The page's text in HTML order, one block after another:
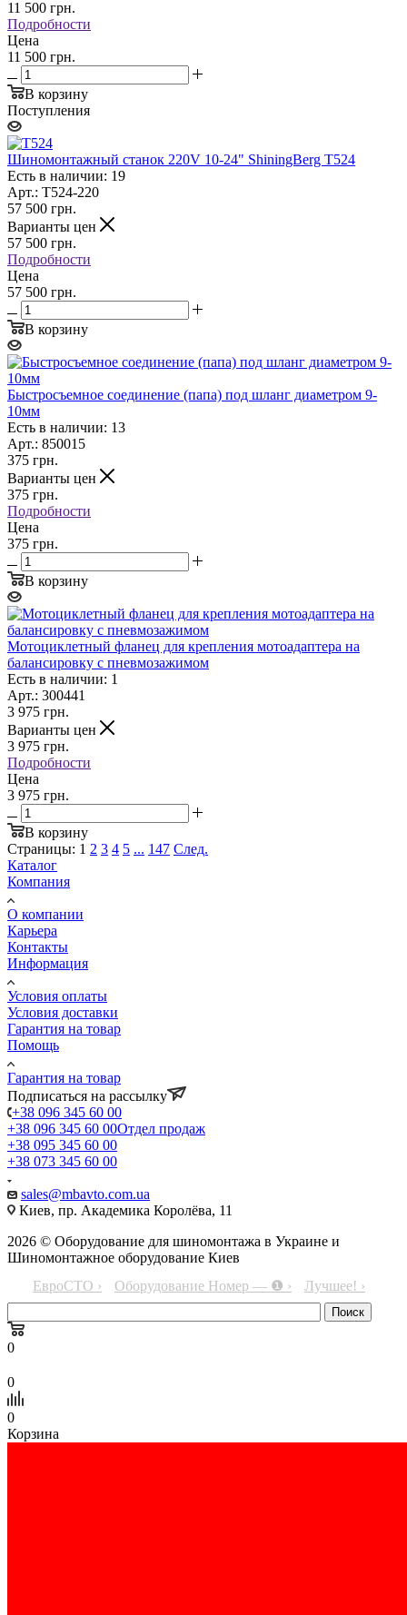
11 500 грн.
Подробности
Цена
11 500 грн.
В корзину
Поступления
Шиномонтажный станок 220V 10-24" ShiningBerg T524
Есть в наличии: 19
Арт.: T524-220
57 500 грн.
Варианты цен
57 500 грн.
Подробности
Цена
57 500 грн.
В корзину
Быстросъемное соединение (папа) под шланг диаметром 9-
10мм
Есть в наличии: 13
Арт.: 850015
375 грн.
Варианты цен
375 грн.
Подробности
Цена
375 грн.
В корзину
Мотоциклетный фланец для крепления мотоадаптера на
балансировку с пневмозажимом
Есть в наличии: 1
Арт.: 300441
3 975 грн.
Варианты цен
3 975 грн.
Подробности
Цена
3 975 грн.
В корзину
Страницы: 1 2 3 4 5 ... 147 След.
Каталог
Компания
О компании
Карьера
Контакты
Информация
Условия оплаты
Условия доставки
Гарантия на товар
Помощь
Гарантия на товар
Подписаться на рассылку
+38 096 345 60 00
+38 096 345 60 00Отдел продаж
+38 095 345 60 00
+38 073 345 60 00
sales@mbavto.com.ua
Киев, пр. Академика Королёва, 11
2026 © Оборудование для шиномонтажа в Украине и
Шиномонтажное оборудование Киев
ЕвроСТО ›
Оборудование Номер — ❶ › Лучшее! ›
0
0
0
Корзина